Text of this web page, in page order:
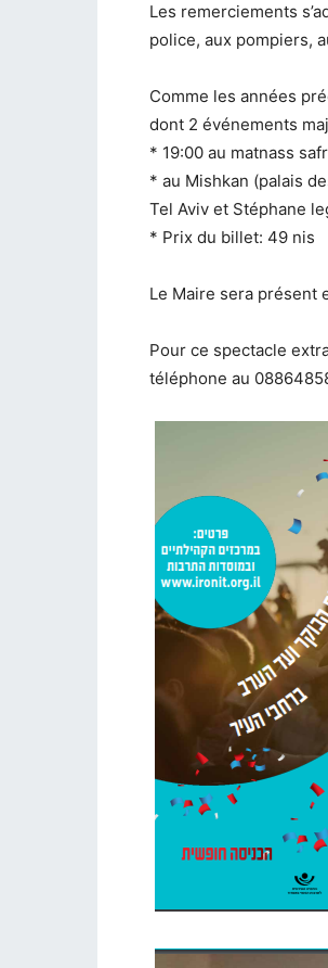
Les remerciements
police, aux pompiers,
Comme les années
dont 2 événements
* 19:00 au matnass
* au Mishkan (palais
Tel Aviv et Stéphane
* Prix du billet: 49 nis
Le Maire sera présent
Pour ce spectacle
téléphone au